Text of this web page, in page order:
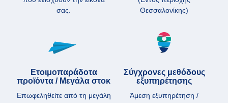
σας.
Θεσσαλονίκης)
Ετοιμοπαράδοτα
προϊόντα / Μεγάλα στοκ
Επωφεληθείτε από τη μεγάλη
Σύγχρονες μεθόδους
εξυπηρέτησης
Άμεση εξυπηρέτηση /